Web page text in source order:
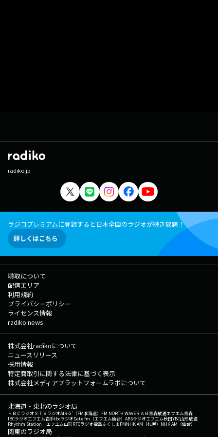
radiko.jp
ラジコプレミアムに登録すると日本全国のラジオが聴き放題！
詳しくはこちら
聴取について
配信エリア
利用規約
プライバシーポリシー
ライセンス情報
radiko news
株式会社radikoについて
ニュースリリース
採用情報
特定商取引に関する法律に基づく表示
株式会社メディアプラットフォームラボについて
北海道・東北のラジオ局
ＨＢＣラジオＳＴＶラジオAIR-G'（FM北海道） FM NORTH WAVEＲＡＢ青森放送エフエム青森
IBCラジオエフエム岩手tbcラジオDate fm（エフエム仙台） ABSラジオエフエム秋田YBC山形放送
Rhythm Station エフエム山形RFCラジオ福島ふくしまFMNHK AM（札幌） NHK AM（仙台）
関東のラジオ局